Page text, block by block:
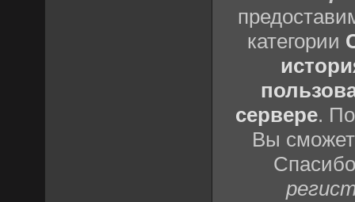
категории
сервере.
Вы